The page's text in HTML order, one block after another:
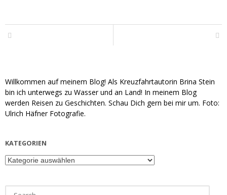
Willkommen auf meinem Blog! Als Kreuzfahrtautorin Brina Stein
bin ich unterwegs zu Wasser und an Land! In meinem Blog
werden Reisen zu Geschichten. Schau Dich gern bei mir um. Foto:
Ulrich Häfner Fotografie.
KATEGORIEN
Kategorien